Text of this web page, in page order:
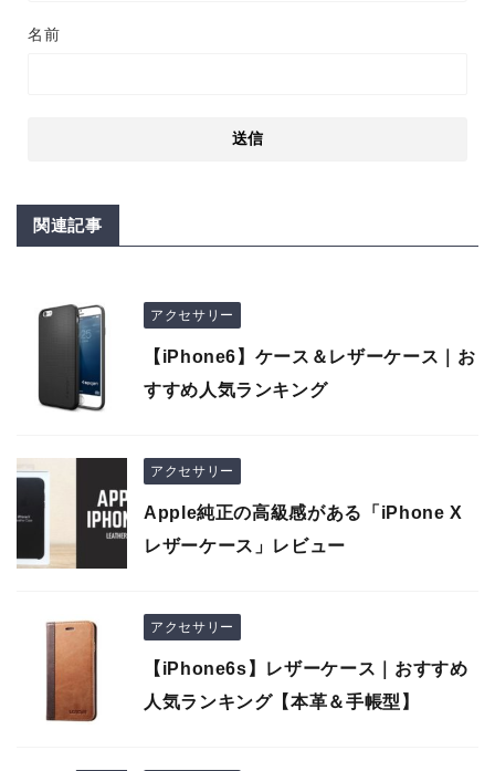
名前
関連記事
アクセサリー
【iPhone6】ケース＆レザーケース｜お
すすめ人気ランキング
アクセサリー
Apple純正の高級感がある「iPhone X
レザーケース」レビュー
アクセサリー
【iPhone6s】レザーケース｜おすすめ
人気ランキング【本革＆手帳型】